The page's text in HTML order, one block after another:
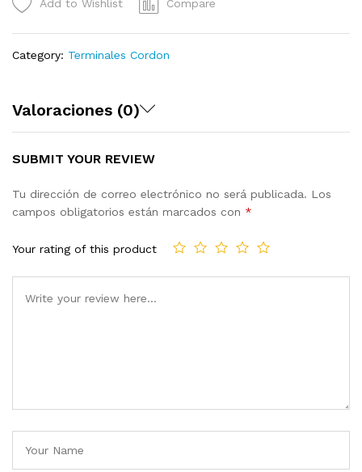
Add to Wishlist Compare
Category: Terminales Cordon
Valoraciones (0)
SUBMIT YOUR REVIEW
Tu dirección de correo electrónico no será publicada. Los
campos obligatorios están marcados con *
Your rating of this product